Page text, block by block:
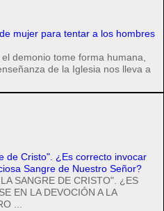
mujer para tentar a los hombres
demonio tome forma humana,
de la Iglesia nos lleva a
de Cristo". ¿Es correcto invocar
Sangre de Nuestro Señor?
SANGRE DE CRISTO". ¿ES
EN LA DEVOCIÓN A LA
...